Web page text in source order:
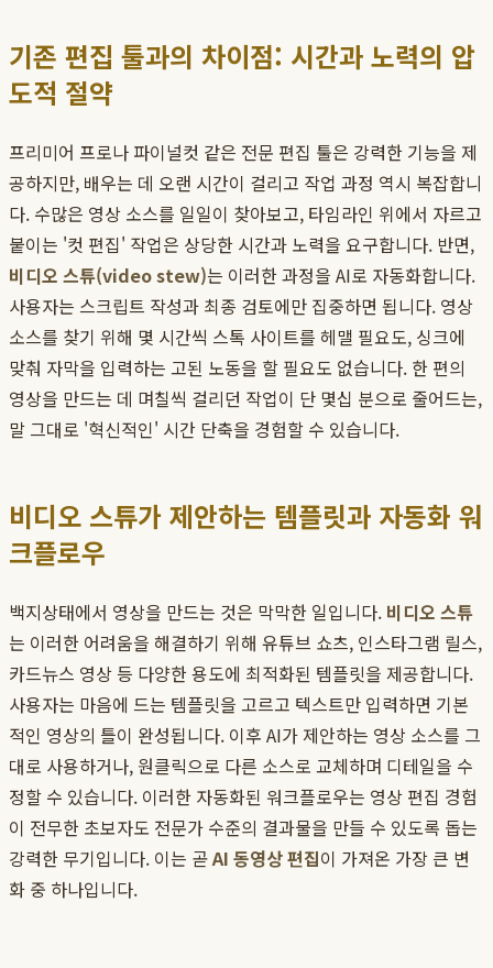
기존 편집 툴과의 차이점: 시간과 노력의 압
도적 절약
프리미어 프로나 파이널컷 같은 전문 편집 툴은 강력한 기능을 제
공하지만, 배우는 데 오랜 시간이 걸리고 작업 과정 역시 복잡합니
다. 수많은 영상 소스를 일일이 찾아보고, 타임라인 위에서 자르고
붙이는 '컷 편집' 작업은 상당한 시간과 노력을 요구합니다. 반면,
비디오 스튜(video stew)는 이러한 과정을 AI로 자동화합니다.
사용자는 스크립트 작성과 최종 검토에만 집중하면 됩니다. 영상
소스를 찾기 위해 몇 시간씩 스톡 사이트를 헤맬 필요도, 싱크에
맞춰 자막을 입력하는 고된 노동을 할 필요도 없습니다. 한 편의
영상을 만드는 데 며칠씩 걸리던 작업이 단 몇십 분으로 줄어드는,
말 그대로 '혁신적인' 시간 단축을 경험할 수 있습니다.
비디오 스튜가 제안하는 템플릿과 자동화 워
크플로우
백지상태에서 영상을 만드는 것은 막막한 일입니다. 비디오 스튜
는 이러한 어려움을 해결하기 위해 유튜브 쇼츠, 인스타그램 릴스,
카드뉴스 영상 등 다양한 용도에 최적화된 템플릿을 제공합니다.
사용자는 마음에 드는 템플릿을 고르고 텍스트만 입력하면 기본
적인 영상의 틀이 완성됩니다. 이후 AI가 제안하는 영상 소스를 그
대로 사용하거나, 원클릭으로 다른 소스로 교체하며 디테일을 수
정할 수 있습니다. 이러한 자동화된 워크플로우는 영상 편집 경험
이 전무한 초보자도 전문가 수준의 결과물을 만들 수 있도록 돕는
강력한 무기입니다. 이는 곧AI 동영상 편집이 가져온 가장 큰 변
화 중 하나입니다.